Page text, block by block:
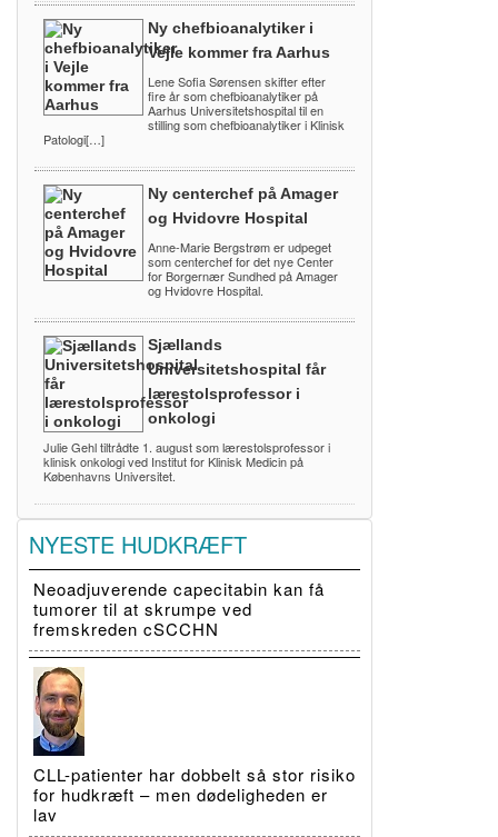
Ny chefbioanalytiker i
Vejle kommer fra Aarhus
Lene Sofia Sørensen skifter efter
fire år som chefbioanalytiker på
Aarhus Universitetshospital til en
stilling som chefbioanalytiker i Klinisk
Patologi[…]
Ny centerchef på Amager
og Hvidovre Hospital
Anne-Marie Bergstrøm er udpeget
som centerchef for det nye Center
for Borgernær Sundhed på Amager
og Hvidovre Hospital.
Sjællands
Universitetshospital får
lærestolsprofessor i
onkologi
Julie Gehl tiltrådte 1. august som lærestolsprofessor i
klinisk onkologi ved Institut for Klinisk Medicin på
Københavns Universitet.
NYESTE HUDKRÆFT
Neoadjuverende capecitabin kan få
tumorer til at skrumpe ved
fremskreden cSCCHN
CLL-patienter har dobbelt så stor risiko
for hudkræft – men dødeligheden er
lav